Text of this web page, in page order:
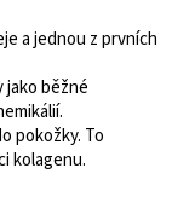
a jednou z prvních
jako běžné
pokožky. To
kolagenu.